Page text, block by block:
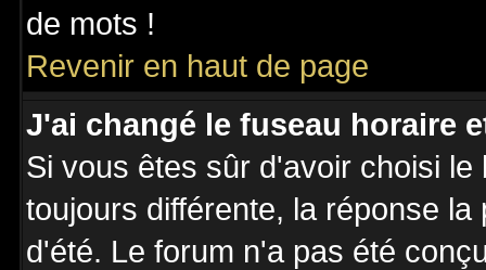
de mots !
Revenir en haut de page
J'ai changé le fuseau horaire
Si vous êtes sûr d'avoir choisi
toujours différente, la réponse
d'été. Le forum n'a pas été